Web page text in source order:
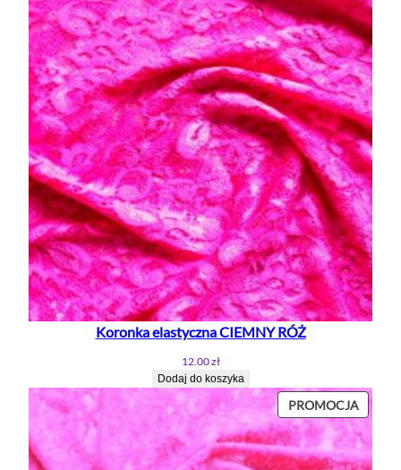
Koronka elastyczna CIEMNY RÓŻ
12.00zł
Dodaj do koszyka
PROMOCJA
W